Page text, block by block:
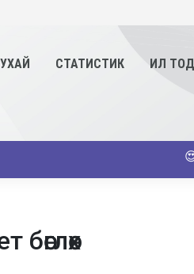
СТАТИСТИК ИЛ
😍 Өнөөдөр